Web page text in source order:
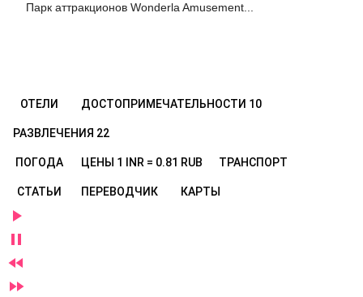
Парк аттракционов Wonderla Amusement...
ОТЕЛИ ДОСТОПРИМЕЧАТЕЛЬНОСТИ 10
РАЗВЛЕЧЕНИЯ 22
ПОГОДА ЦЕНЫ 1 INR = 0.81 RUB ТРАНСПОРТ
СТАТЬИ ПЕРЕВОДЧИК КАРТЫ



